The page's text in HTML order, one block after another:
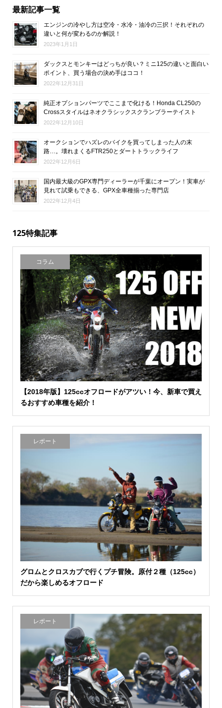
最新記事一覧
エンジンの冷やし方は空冷・水冷・油冷の三択！それぞれの
違いと何が変わるのか解説！
2023年1月1日
ダックスとモンキーはどっちが良い？ミニ125の違いと面白い
ポイント、買う場合の決め手はココ！
2022年12月31日
純正オプションパーツでここまで化ける！Honda CL250の
Crossスタイルはネオクラシックスクランブラーテイスト
2022年12月10日
オークションでハズレのバイクを買ってしまった人の末
路…。壊れまくるFTR250とダートトラックライフ
2022年12月6日
国内最大級のGPX専門ディーラーが千葉にオープン！実車が
見れて試乗もできる、GPX全車種揃った専門店
2022年12月4日
125特集記事
コラム
【2018年版】125ccオフロードがアツい！今、新車で買え
るおすすめ車種を紹介！
レポート
グロムとクロスカブで行くプチ冒険。原付２種（125cc）
だから楽しめるオフロード
レポート